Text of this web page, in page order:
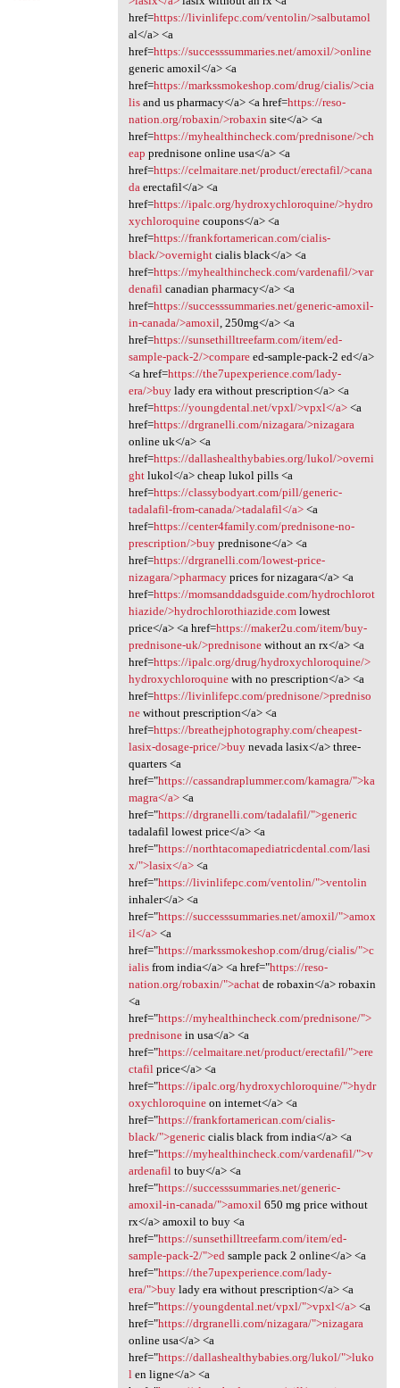
href=https://livinlifepc.com/ventolin/>salbutamol
al</a> <a
href=https://successsummaries.net/amoxil/>online
generic amoxil</a> <a
href=https://markssmokeshop.com/drug/cialis/>cia
lisand us pharmacy</a> <a href=https://reso-
nation.org/robaxin/>robaxin site</a> <a
href=https://myhealthincheck.com/prednisone/>ch
eap prednisone online usa</a> <a
href=https://celmaitare.net/product/erectafil/>cana
da erectafil</a> <a
href=https://ipalc.org/hydroxychloroquine/>hydro
xychloroquinecoupons</a> <a
href=https://frankfortamerican.com/cialis-
black/>overnightcialis black</a> <a
href=https://myhealthincheck.com/vardenafil/>var
denafil canadian pharmacy</a> <a
href=https://successsummaries.net/generic-amoxil-
in-canada/>amoxil , 250mg</a> <a
href=https://sunsethilltreefarm.com/item/ed-
sample-pack-2/>compareed-sample-pack-2 ed</a>
<a href=https://the7upexperience.com/lady-
era/>buylady era without prescription</a> <a
href=https://youngdental.net/vpxl/>vpxl</a><a
href=https://drgranelli.com/nizagara/>nizagara
online uk</a> <a
href=https://dallashealthybabies.org/lukol/>overni
ghtlukol</a> cheap lukol pills <a
href=https://classybodyart.com/pill/generic-
tadalafil-from-canada/>tadalafil</a><a
href=https://center4family.com/prednisone-no-
prescription/>buyprednisone</a> <a
href=https://drgranelli.com/lowest-price-
nizagara/>pharmacyprices for nizagara</a> <a
href=https://momsanddadsguide.com/hydrochlorot
hiazide/>hydrochlorothiazide.comlowest
price</a> <a href=https://maker2u.com/item/buy-
prednisone-uk/>prednisonewithout an rx</a> <a
href=https://ipalc.org/drug/hydroxychloroquine/>
hydroxychloroquinewith no prescription</a> <a
href=https://livinlifepc.com/prednisone/>predniso
newithout prescription</a> <a
href=https://breathejphotography.com/cheapest-
lasix-dosage-price/>buynevada lasix</a> three-
quarters <a
href="https://cassandraplummer.com/kamagra/">ka
magra</a><a
href="https://drgranelli.com/tadalafil/">generic
tadalafil lowest price</a> <a
href="https://northtacomapediatricdental.com/lasi
x/">lasix</a><a
href="https://livinlifepc.com/ventolin/">ventolin
inhaler</a> <a
href="https://successsummaries.net/amoxil/">amox
il</a><a
href="https://markssmokeshop.com/drug/cialis/">c
ialisfrom india</a> <a href="https://reso-
nation.org/robaxin/">achatde robaxin</a> robaxin
<a
href="https://myhealthincheck.com/prednisone/">
prednisonein usa</a> <a
href="https://celmaitare.net/product/erectafil/">ere
ctafil price</a> <a
href="https://ipalc.org/hydroxychloroquine/">hydr
oxychloroquineon internet</a> <a
href="https://frankfortamerican.com/cialis-
black/">genericcialis black from india</a> <a
href="https://myhealthincheck.com/vardenafil/">v
ardenafil to buy</a> <a
href="https://successsummaries.net/generic-
amoxil-in-canada/">amoxil 650 mg price without
rx</a> amoxil to buy <a
href="https://sunsethilltreefarm.com/item/ed-
sample-pack-2/">ed sample pack 2 online</a> <a
href="https://the7upexperience.com/lady-
era/">buylady era without prescription</a> <a
href="https://youngdental.net/vpxl/">vpxl</a><a
href="https://drgranelli.com/nizagara/">nizagara
online usa</a> <a
href="https://dallashealthybabies.org/lukol/">luko
l en ligne</a> <a